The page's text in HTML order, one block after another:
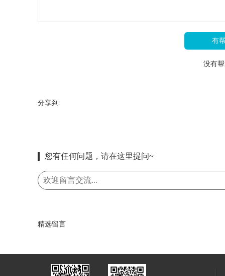
有
没有
分享到:
您有任何问题，请在这里提问~
精选留言